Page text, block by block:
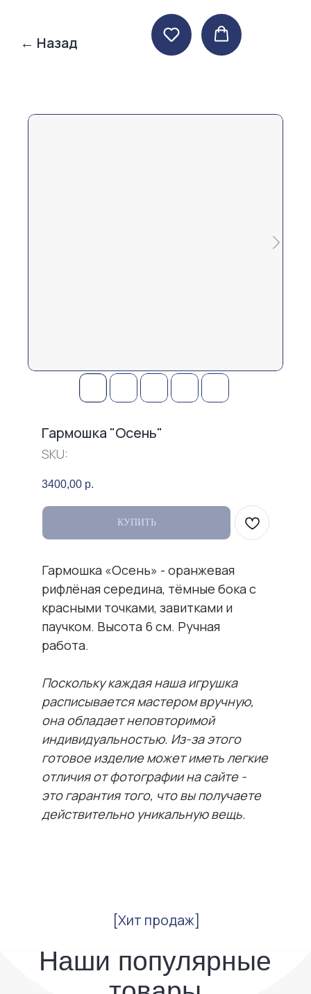
Гармошка "Осень"
SKU:
3400,00 р.
КУПИТЬ
Гармошка «Осень» - оранжевая
рифлёная середина, тёмные бока с
красными точками, завитками и
паучком. Высота 6 см. Ручная
работа.
Поскольку каждая наша игрушка
расписывается мастером вручную,
она обладает неповторимой
индивидуальностью. Из-за этого
готовое изделие может иметь легкие
отличия от фотографии на сайте -
это гарантия того, что вы получаете
действительно уникальную вещь.
Наши популярные
товары